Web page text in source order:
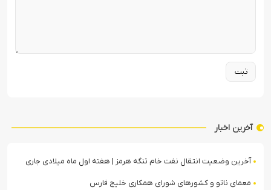
آخرین اخبار
آخرین وضعیت انتقال نفت خام تنگه هرمز | هفته اول ماه میلادی جاری
معمای ناتو و کشورهای شورای همکاری خلیج فارس